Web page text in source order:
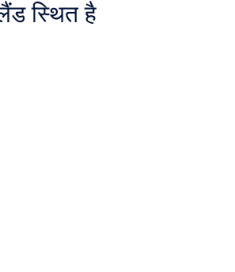
स्थित है